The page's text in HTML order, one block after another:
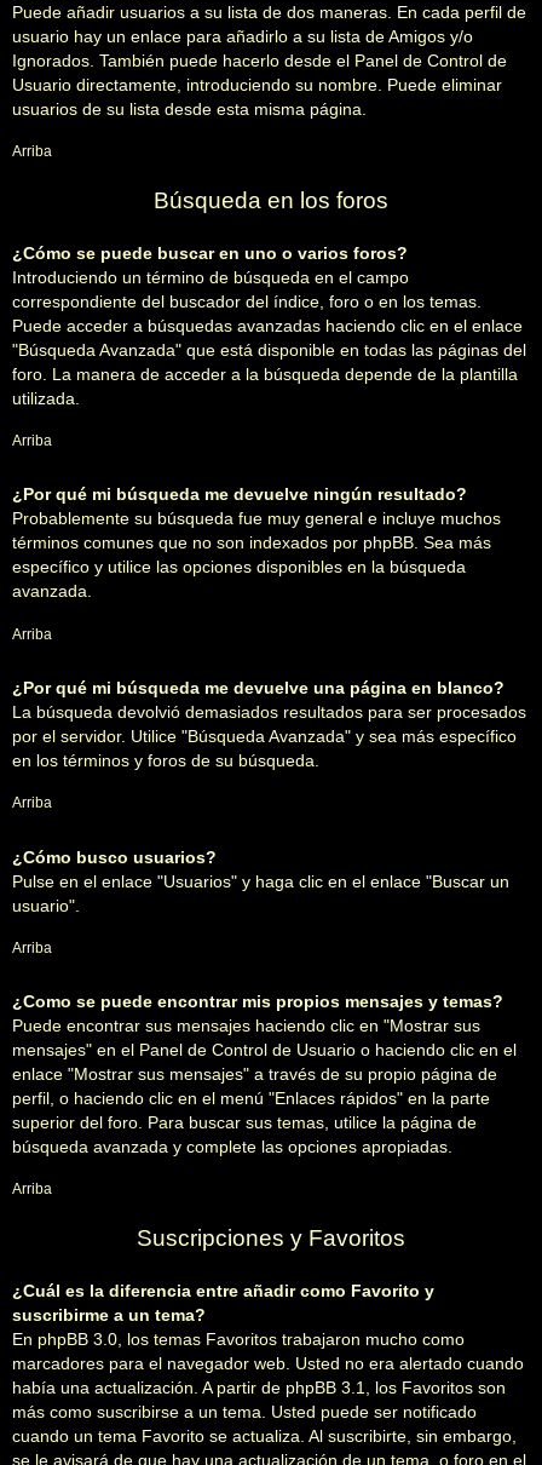
Puede añadir usuarios a su lista de dos maneras. En cada perfil de
usuario hay un enlace para añadirlo a su lista de Amigos y/o
Ignorados. También puede hacerlo desde el Panel de Control de
Usuario directamente, introduciendo su nombre. Puede eliminar
usuarios de su lista desde esta misma página.
Arriba
Búsqueda en los foros
¿Cómo se puede buscar en uno o varios foros?
Introduciendo un término de búsqueda en el campo
correspondiente del buscador del índice, foro o en los temas.
Puede acceder a búsquedas avanzadas haciendo clic en el enlace
"Búsqueda Avanzada" que está disponible en todas las páginas del
foro. La manera de acceder a la búsqueda depende de la plantilla
utilizada.
Arriba
¿Por qué mi búsqueda me devuelve ningún resultado?
Probablemente su búsqueda fue muy general e incluye muchos
términos comunes que no son indexados por phpBB. Sea más
específico y utilice las opciones disponibles en la búsqueda
avanzada.
Arriba
¿Por qué mi búsqueda me devuelve una página en blanco?
La búsqueda devolvió demasiados resultados para ser procesados
por el servidor. Utilice "Búsqueda Avanzada" y sea más específico
en los términos y foros de su búsqueda.
Arriba
¿Cómo busco usuarios?
Pulse en el enlace "Usuarios" y haga clic en el enlace "Buscar un
usuario".
Arriba
¿Como se puede encontrar mis propios mensajes y temas?
Puede encontrar sus mensajes haciendo clic en "Mostrar sus
mensajes" en el Panel de Control de Usuario o haciendo clic en el
enlace "Mostrar sus mensajes" a través de su propio página de
perfil, o haciendo clic en el menú "Enlaces rápidos" en la parte
superior del foro. Para buscar sus temas, utilice la página de
búsqueda avanzada y complete las opciones apropiadas.
Arriba
Suscripciones y Favoritos
¿Cuál es la diferencia entre añadir como Favorito y
suscribirme a un tema?
En phpBB 3.0, los temas Favoritos trabajaron mucho como
marcadores para el navegador web. Usted no era alertado cuando
había una actualización. A partir de phpBB 3.1, los Favoritos son
más como suscribirse a un tema. Usted puede ser notificado
cuando un tema Favorito se actualiza. Al suscribirte, sin embargo,
se le avisará de que hay una actualización de un tema, o foro en el